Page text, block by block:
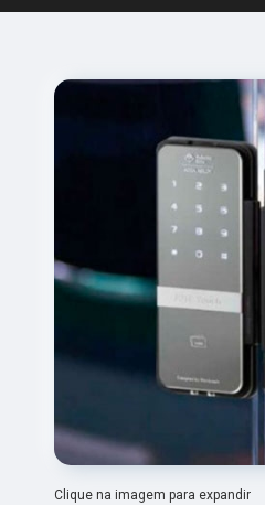
Clique na imagem para expandir